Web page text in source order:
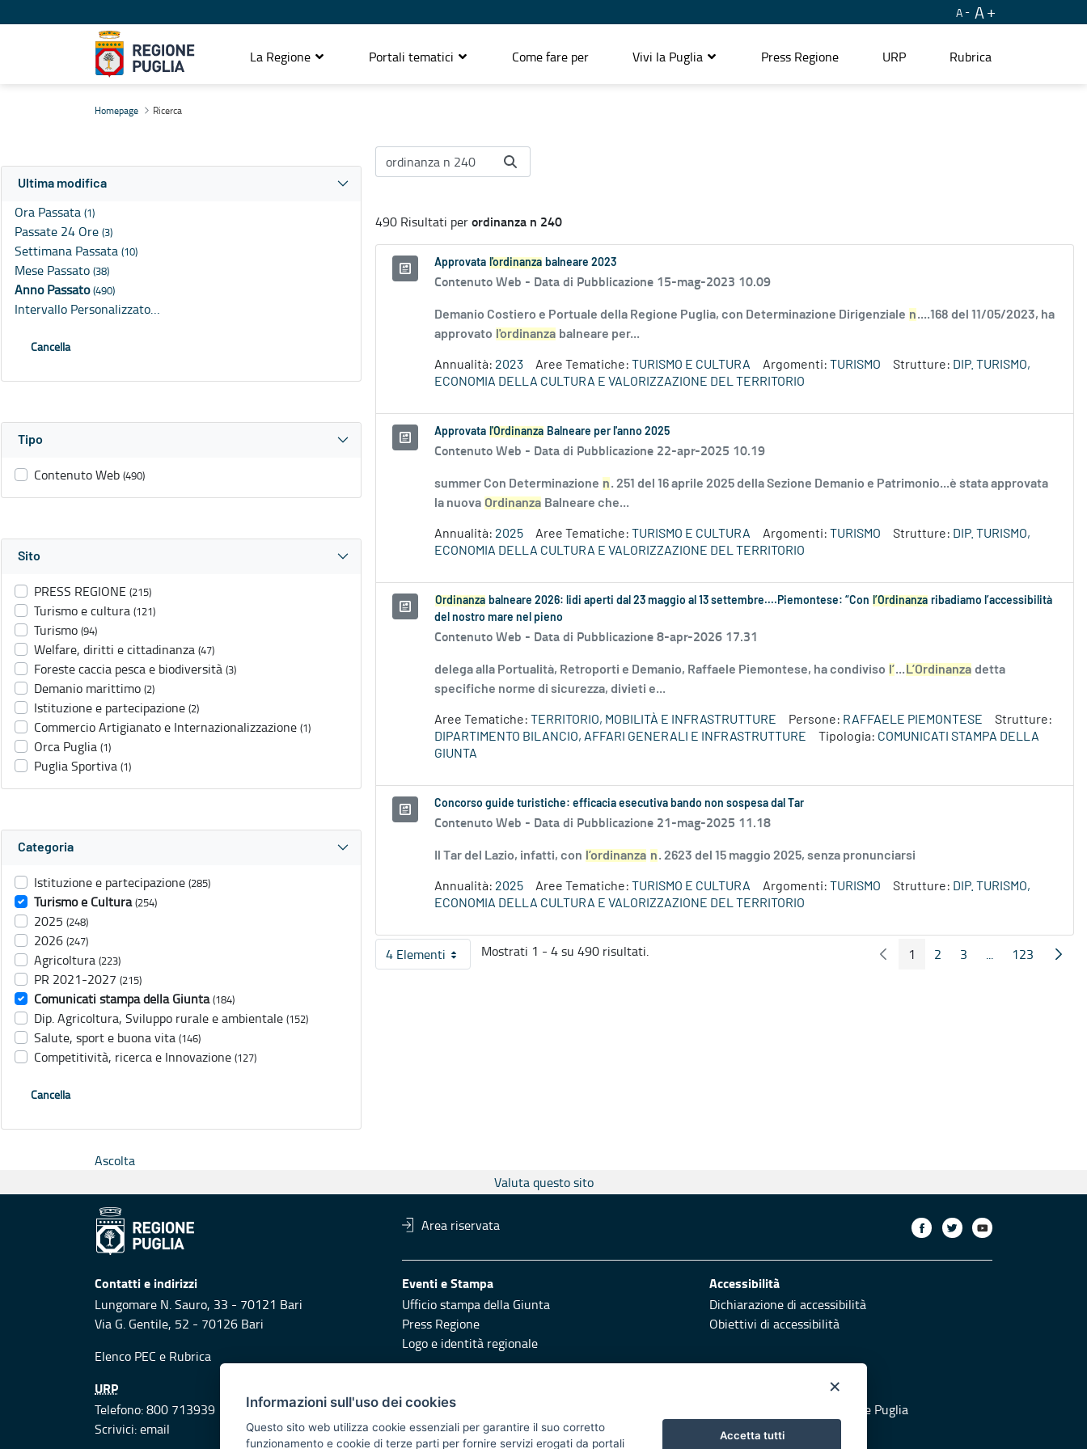
A A
La Regione Portali tematici Come fare per Vivi la Puglia Press Regione URP Rubrica
Homepage Ricerca
Ultima modifica
Ora Passata (1)
Passate 24 Ore (3)
Settimana Passata (10)
Mese Passato (38)
Anno Passato(490)
Intervallo Personalizzato…
Cancella
Tipo
Contenuto Web (490)
Sito
PRESS REGIONE (215)
Turismo e cultura (121)
Turismo (94)
Welfare, diritti e cittadinanza (47)
Foreste caccia pesca e biodiversità (3)
Demanio marittimo (2)
Istituzione e partecipazione (2)
Commercio Artigianato e Internazionalizzazione (1)
Orca Puglia (1)
Puglia Sportiva (1)
Categoria
Istituzione e partecipazione (285)
Turismo e Cultura (254)
2025 (248)
2026 (247)
Agricoltura (223)
PR 2021-2027 (215)
Comunicati stampa della Giunta (184)
Dip. Agricoltura, Sviluppo rurale e ambientale (152)
Salute, sport e buona vita (146)
Competitività, ricerca e Innovazione (127)
Cancella
490 Risultati perordinanza n 240
Approvata l'ordinanza balneare 2023
Contenuto Web - Data di Pubblicazione 15-mag-2023 10.09
Demanio Costiero e Portuale della Regione Puglia, con Determinazione Dirigenziale n....168 del 11/05/2023, ha
approvato l'ordinanza balneare per...
Annualità: 2023 Aree Tematiche: TURISMO E CULTURA Argomenti: TURISMO Strutture: DIP. TURISMO,
ECONOMIA DELLA CULTURA E VALORIZZAZIONE DEL TERRITORIO
Approvata l'Ordinanza Balneare per l'anno 2025
Contenuto Web - Data di Pubblicazione 22-apr-2025 10.19
summer Con Determinazione n. 251 del 16 aprile 2025 della Sezione Demanio e Patrimonio...è stata approvata
la nuova Ordinanza Balneare che...
Annualità: 2025 Aree Tematiche: TURISMO E CULTURA Argomenti: TURISMO Strutture: DIP. TURISMO,
ECONOMIA DELLA CULTURA E VALORIZZAZIONE DEL TERRITORIO
Ordinanza balneare 2026: lidi aperti dal 23 maggio al 13 settembre....Piemontese: “Con l’Ordinanza ribadiamo l’accessibilità
del nostro mare nel pieno
Contenuto Web - Data di Pubblicazione 8-apr-2026 17.31
delega alla Portualità, Retroporti e Demanio, Raffaele Piemontese, ha condiviso l’... L’Ordinanza detta
specifiche norme di sicurezza, divieti e...
Aree Tematiche: TERRITORIO, MOBILITÀ E INFRASTRUTTURE Persone: RAFFAELE PIEMONTESE
Strutture:
DIPARTIMENTO BILANCIO, AFFARI GENERALI E INFRASTRUTTURE
Tipologia: COMUNICATI STAMPA DELLA
GIUNTA
Concorso guide turistiche: efficacia esecutiva bando non sospesa dal Tar
Contenuto Web - Data di Pubblicazione 21-mag-2025 11.18
Il Tar del Lazio, infatti, con l’ordinanza n. 2623 del 15 maggio 2025, senza pronunciarsi
Annualità: 2025 Aree Tematiche: TURISMO E CULTURA Argomenti: TURISMO Strutture: DIP. TURISMO,
ECONOMIA DELLA CULTURA E VALORIZZAZIONE DEL TERRITORIO
4 ElementiPer pagina
Mostrati 1 - 4 su 490 risultati. Pagina Precedente
Pagina
1 Pagina
2 Pagina
3 ...
PaginePagina
123
Ascolta
Valuta questo sito
Area riservata
Contatti e indirizzi
Lungomare N. Sauro, 33 - 70121 Bari
Via G. Gentile, 52 - 70126 Bari
Elenco PEC e Rubrica
Eventi e Stampa
Ufficio stampa della Giunta
Press Regione
Logo e identità regionale
Accessibilità
Dichiarazione di accessibilità
Obiettivi di accessibilità
URP
Telefono: 800 713939
Scrivici:email
Responsabili di pubblicazione Vai al sito di Protezione Civile Puglia
×
Informazioni sull'uso dei cookies
Questo sito web utilizza cookie essenziali per garantire il suo corretto
funzionamento e cookie di terze parti per fornire servizi erogati da portali
Accetta tutti